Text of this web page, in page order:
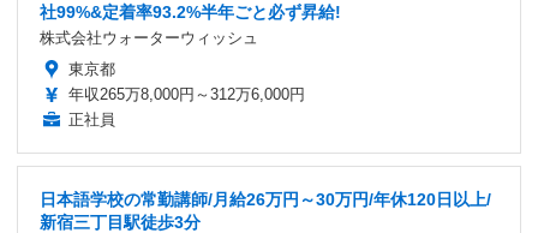
社99%&定着率93.2%半年ごと必ず昇給!
株式会社ウォーターウィッシュ
東京都
年収265万8,000円～312万6,000円
正社員
日本語学校の常勤講師/月給26万円～30万円/年休120日以上/
新宿三丁目駅徒歩3分